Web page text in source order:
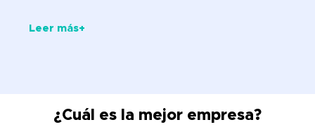
Leer más+
¿Cuál es la mejor empresa?